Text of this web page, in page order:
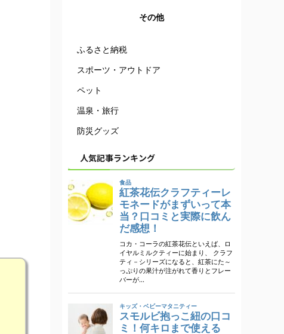
その他
ふるさと納税
スポーツ・アウトドア
ペット
温泉・旅行
防災グッズ
人気記事ランキング